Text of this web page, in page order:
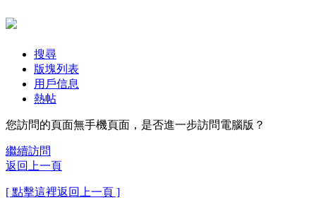
搜尋
版塊列表
用戶信息
熱帖
您訪問的頁面無手機頁面，是否進一步訪問電腦版？
繼續訪問
返回上一頁
[ 點擊這裡返回上一頁 ]